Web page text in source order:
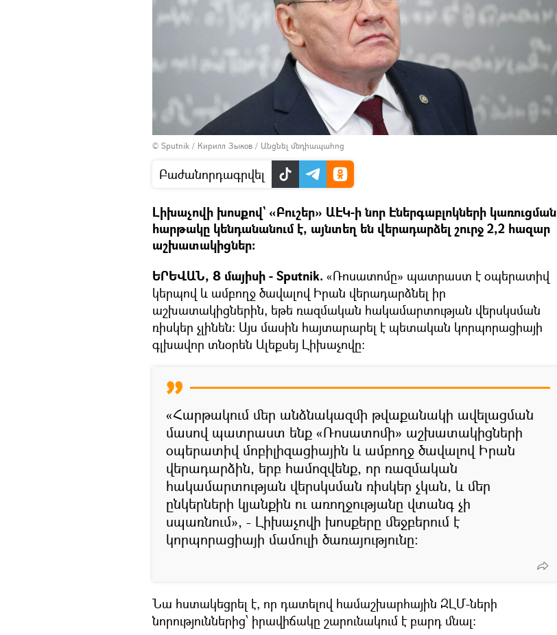
© Sputnik / Кирилл Зыков / Անցնել մեդիապահոց
Բաժանորդագրվել
Լիխաչովի խոսքով` «Բուշեր» ԱԷԿ-ի նոր Էներգաբլոկների կառուցման
հարթակը կենդանանում է, այնտեղ են վերադարձել շուրջ 2,2 հազար
աշխատակիցներ:
ԵՐԵՎԱՆ, 8 մայիսի - Sputnik. «Ռոսատոմը» պատրաստ է օպերատիվ
կերպով և ամբողջ ծավալով Իրան վերադարձնել իր
աշխատակիցներին, եթե ռազմական հակամարտության վերսկսման
ռիսկեր չլինեն: Այս մասին հայտարարել է պետական կորպորացիայի
գլխավոր տնօրեն Ալեքսեյ Լիխաչովը։
«Հարթակում մեր անձնակազմի թվաքանակի ավելացման
մասով պատրաստ ենք «Ռոսատոմի» աշխատակիցների
օպերատիվ մոբիլիզացիային և ամբողջ ծավալով Իրան
վերադարձին, երբ համոզվենք, որ ռազմական
հակամարտության վերսկսման ռիսկեր չկան, և մեր
ընկերների կյանքին ու առողջությանը վտանգ չի
սպառնում», - Լիխաչովի խոսքերը մեջբերում է
կորպորացիայի մամուլի ծառայությունը։
Նա հստակեցրել է, որ դատելով համաշխարհային ԶԼՄ-ների
նորություններից՝ իրավիճակը շարունակում է բարդ մնալ։